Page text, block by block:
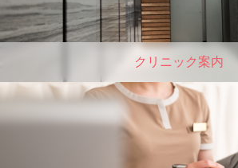
クリニック案内